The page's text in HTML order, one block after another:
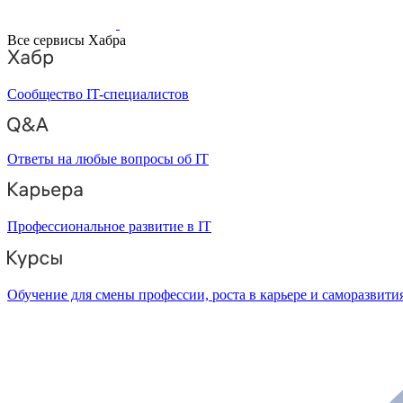
Все сервисы Хабра
Сообщество IT-специалистов
Ответы на любые вопросы об IT
Профессиональное развитие в IT
Обучение для смены профессии, роста в карьере и